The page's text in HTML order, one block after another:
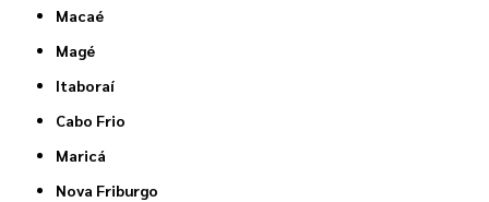
Macaé
Magé
Itaboraí
Cabo Frio
Maricá
Nova Friburgo